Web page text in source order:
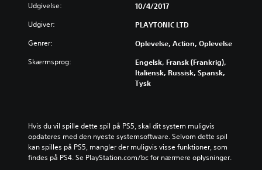
Udgivelse: 10/4/2017
Udgiver: PLAYTONIC LTD
Genrer: Oplevelse, Action, Oplevelse
Skærmsprog:
Engelsk, Fransk (Frankrig),
Italiensk, Russisk, Spansk,
Tysk
Hvis du vil spille dette spil på PS5, skal dit system muligvis
opdateres med den nyeste systemsoftware. Selvom dette spil
kan spilles på PS5, mangler der muligvis visse funktioner, som
findes på PS4. Se PlayStation.com/bc for nærmere oplysninger.